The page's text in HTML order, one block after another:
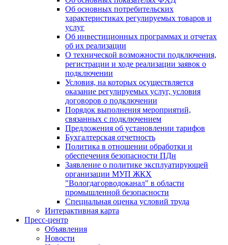
Об основных потребительских
характеристиках регулируемых товаров и
услуг
Об инвестиционных программах и отчетах
об их реализации
О технической возможности подключения,
регистрации и ходе реализации заявок о
подключении
Условия, на которых осуществляется
оказание регулируемых услуг, условия
договоров о подключении
Порядок выполнения мероприятий,
связанных с подключением
Предложения об установлении тарифов
Бухгалтерская отчетность
Политика в отношении обработки и
обеспечения безопасности ПДн
Заявление о политике эксплуатирующей
организации МУП ЖКХ
"Вологдагорводоканал" в области
промышленной безопасности
Специальная оценка условий труда
Интерактивная карта
Пресс-центр
Объявления
Новости